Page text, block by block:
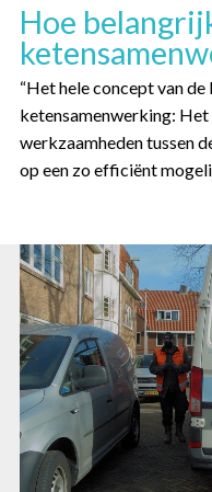
Hoe
“Het hele concept van
ketensamenwerking:
werkzaamheden tussen
op een zo efficiënt